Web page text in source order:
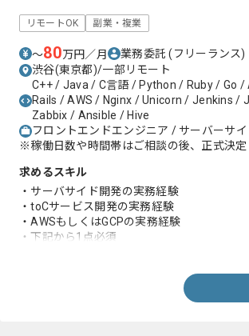
リモートOK 副業・複業
〜80万円／月 業務委託(フリーランス)
渋谷(東京都)/一部リモート
C++ / Java / C言語 / Python / Ruby / Go
Rails / AWS / Nginx / Unicorn / Jenkins
Zabbix / Ansible / Hive
フロントエンドエンジニア / サーバーサ
※稼働日数や時間帯はご相談の後、正式決定
求めるスキル
・サーバサイド開発の実務経験
・toCサービス開発の実務経験
・AWSもしくはGCPの実務経験
・下記から1点必須
-WebRTCでライブ動画配信システム開発の